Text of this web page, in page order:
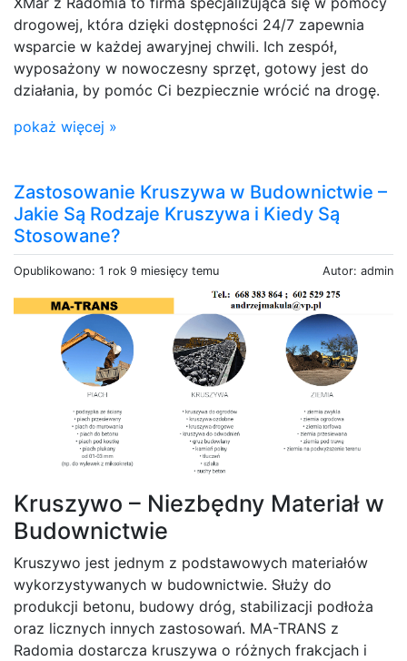
drogowej, która dzięki dostępności 24/7 zapewnia
wsparcie w każdej awaryjnej chwili. Ich zespół,
wyposażony w nowoczesny sprzęt, gotowy jest do
działania, by pomóc Ci bezpiecznie wrócić na drogę.
pokaż więcej »
Zastosowanie Kruszywa w Budownictwie –
Jakie Są Rodzaje Kruszywa i Kiedy Są
Stosowane?
Opublikowano: 1 rok 9 miesięcy temu Autor: admin
Kruszywo – Niezbędny Materiał w
Budownictwie
Kruszywo jest jednym z podstawowych materiałów
wykorzystywanych w budownictwie. Służy do
produkcji betonu, budowy dróg, stabilizacji podłoża
oraz licznych innych zastosowań. MA-TRANS z
Radomia dostarcza kruszywa o różnych frakcjach i